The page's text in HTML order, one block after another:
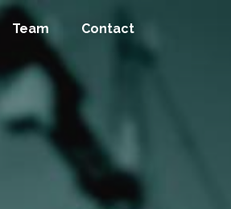
Team Contact